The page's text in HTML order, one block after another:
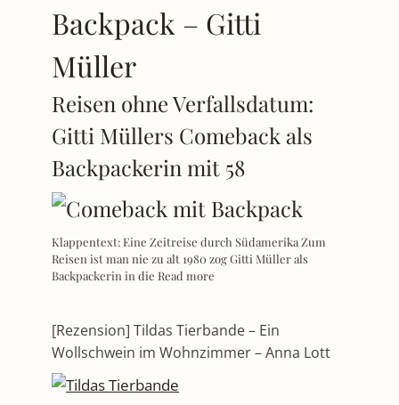
Backpack – Gitti
Müller
Reisen ohne Verfallsdatum:
Gitti Müllers Comeback als
Backpackerin mit 58
Klappentext: Eine Zeitreise durch Südamerika Zum
Reisen ist man nie zu alt 1980 zog Gitti Müller als
Backpackerin in die Read more
[Rezension] Tildas Tierbande – Ein
Wollschwein im Wohnzimmer – Anna Lott